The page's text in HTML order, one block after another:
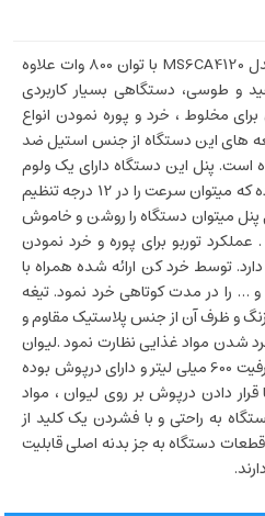
گوشتکوب برقی بوش BOSCH مدل MS6CA4120 با توان 800 وات علاوه
و طوسی، دستگاهی بسیار کاربردی
مخلوط ، خرد و پوره نمودن انواع
های این دستگاه از جنس استیل ضد
طراحی شده است. پنل این دستگاه دارای یک ولوم
چرخشی در قسمت بالای بدنه بوده که میتوان سرعت را در 12 درجه تنظیم
پنل میتوان دستگاه را روشن و خاموش
عملکرد توربو برای پوره و خرد نمودن
توسط خرد کن ارائه شده همراه با
و … را در مدت کوتاهی خرد نمود. تیغه
و ظرف آن از جنس پلاستیک مقاوم و
شدن مواد غذایی نظارت نمود .لیوان
پلاستیکی همراه دستگاه دارای ظرفیت 600 میلی لیتر و دارای درپوش بوده
دادن درپوش بر روی لیوان ، مواد
به راحتی و با فشردن یک کلید از
دستگاه به جز بدنه اصلی قابلیت